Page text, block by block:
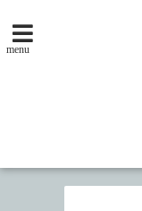
menu